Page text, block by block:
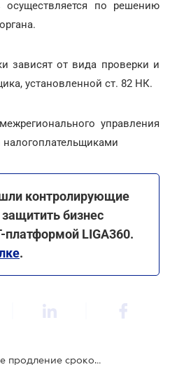
осуществляется по решению
зависят от вида проверки и
установленной ст. 82 НК.
управления
контролирующие
бизнес
LIGA360.
.
Налоговые проверки: какое продление сроков законно